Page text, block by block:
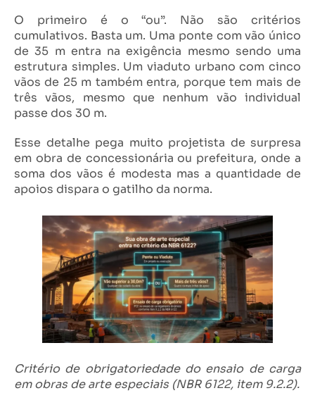
O primeiro é o “ou”. Não são critérios
cumulativos. Basta um. Uma ponte com vão único
de 35 m entra na exigência mesmo sendo uma
estrutura simples. Um viaduto urbano com cinco
vãos de 25 m também entra, porque tem mais de
três vãos, mesmo que nenhum vão individual
passe dos 30 m.
Esse detalhe pega muito projetista de surpresa
em obra de concessionária ou prefeitura, onde a
soma dos vãos é modesta mas a quantidade de
apoios dispara o gatilho da norma.
Critério de obrigatoriedade do ensaio de carga
em obras de arte especiais (NBR 6122, item 9.2.2).